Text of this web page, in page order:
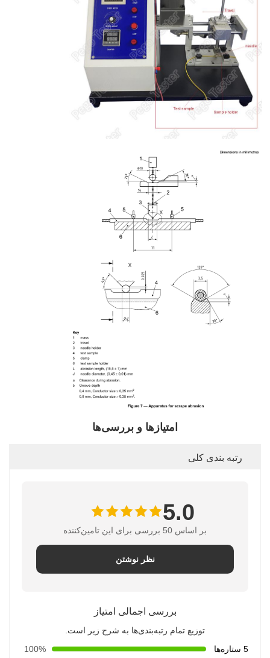
امتیازها و بررسی‌ها
رتبه بندی کلی
5.0
بر اساس 50 بررسی برای این تامین‌کننده
نظر نوشتن
بررسی اجمالی امتیاز
توزیع تمام رتبه‌بندی‌ها به شرح زیر است.
5 ستاره‌ها
100%